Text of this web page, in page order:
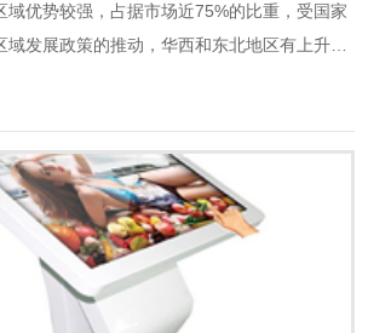
域优势较强，占据市场近75%的比重，受国家
发展政策的推动，华西和东北地区有上升趋
东北……